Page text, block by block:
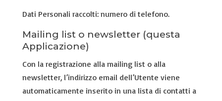
Dati Personali raccolti: numero di telefono.
Mailing list o newsletter (questa
Applicazione)
Con la registrazione alla mailing list o alla
newsletter, l’indirizzo email dell’Utente viene
automaticamente inserito in una lista di contatti a